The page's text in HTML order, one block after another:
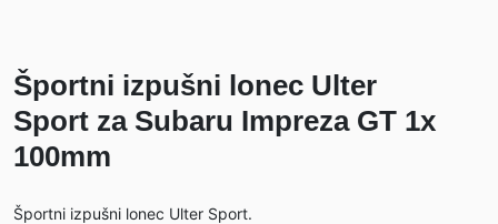
Športni izpušni lonec Ulter
Sport za Subaru Impreza GT 1x
100mm
Športni izpušni lonec Ulter Sport.